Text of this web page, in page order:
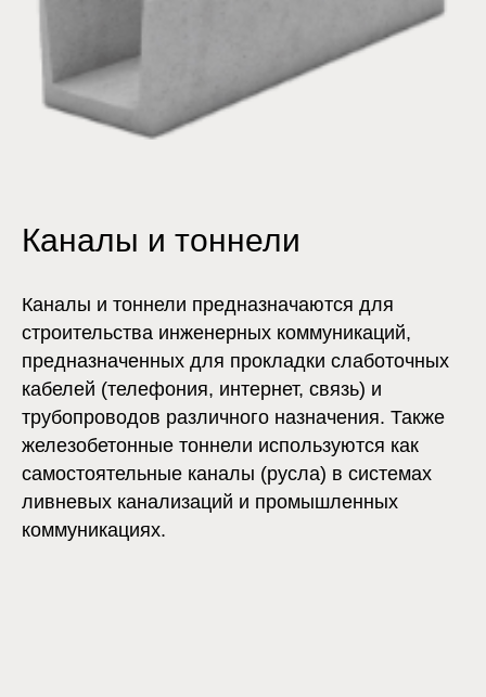
Каналы и тоннели
Каналы и тоннели предназначаются для
строительства инженерных коммуникаций,
предназначенных для прокладки слаботочных
кабелей (телефония, интернет, связь) и
трубопроводов различного назначения. Также
железобетонные тоннели используются как
самостоятельные каналы (русла) в системах
ливневых канализаций и промышленных
коммуникациях.